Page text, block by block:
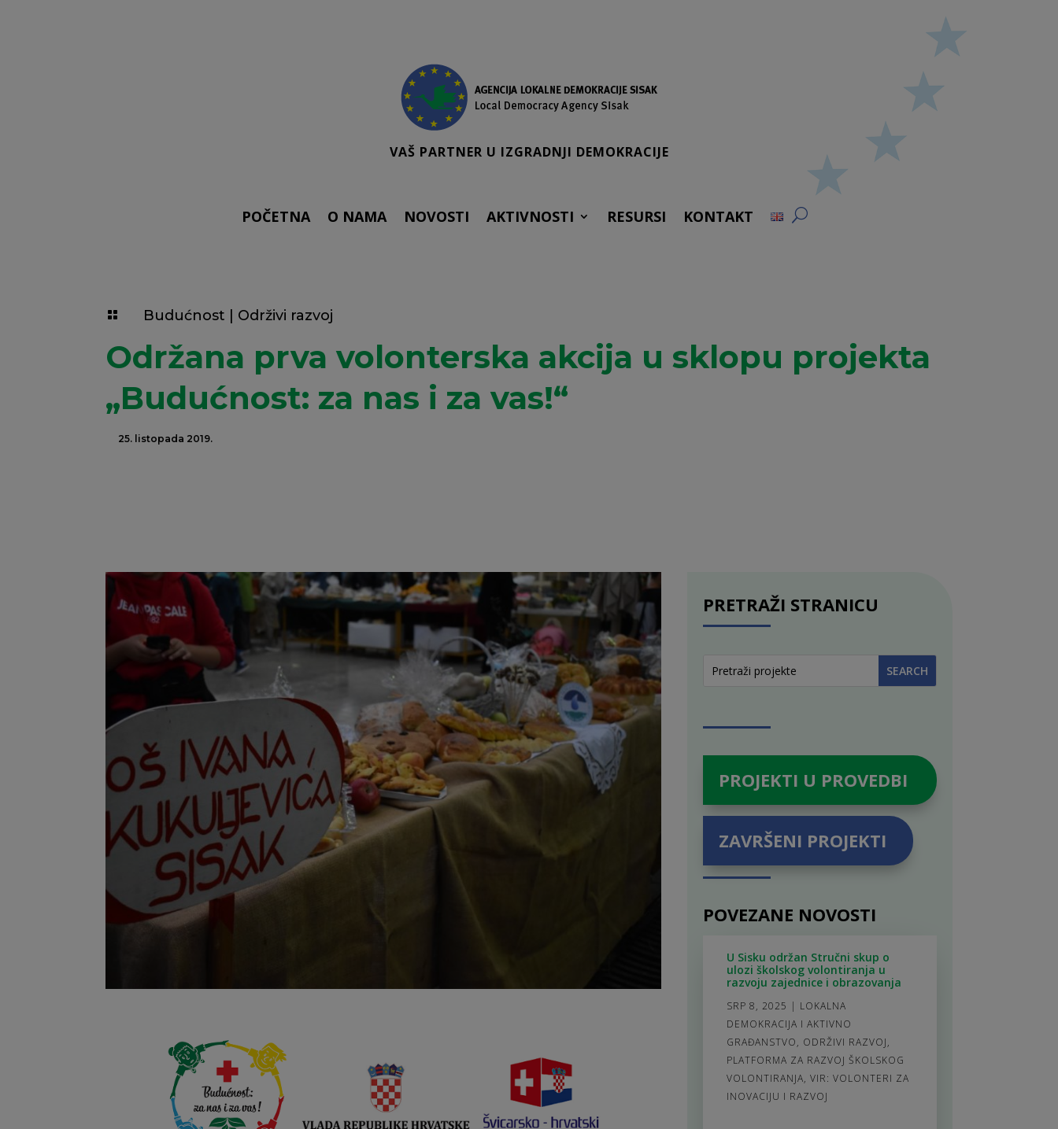
VAŠ PARTNER U IZGRADNJI DEMOKRACIJE
POČETNA O NAMA NOVOSTI AKTIVNOSTI RESURSI KONTAKT
 Budućnost Održivi razvoj
Održana prva volonterska akcija u sklopu projekta
„Budućnost: za nas i za vas!“
25. listopada 2019.
PRETRAŽI STRANICU
PROJEKTI U PROVEDBI
ZAVRŠENI PROJEKTI
POVEZANE NOVOSTI
U Sisku održan Stručni skup o
ulozi školskog volontiranja u
razvoju zajednice i obrazovanja
SRP 8, 2025 | LOKALNA
DEMOKRACIJA I AKTIVNO
GRAĐANSTVO, ODRŽIVI RAZVOJ,
PLATFORMA ZA RAZVOJ ŠKOLSKOG
VOLONTIRANJA, VIR: VOLONTERI ZA
INOVACIJU I RAZVOJ